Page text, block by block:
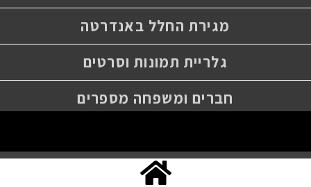
מגירת החלל באנדרטה
גלריית תמונות וסרטים
חברים ומשפחה מספרים